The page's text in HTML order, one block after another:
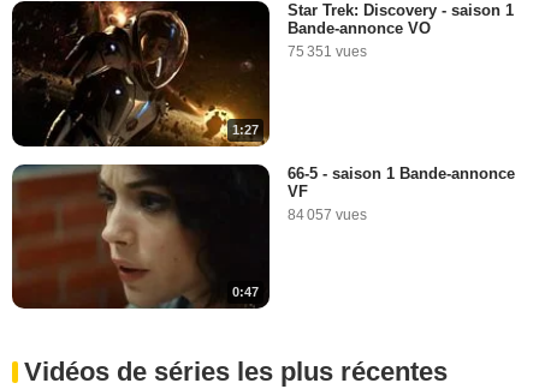
1:27
Star Trek: Discovery - saison 1
Bande-annonce VO
75 351 vues
0:47
66-5 - saison 1 Bande-annonce
VF
84 057 vues
Vidéos de séries les plus récentes